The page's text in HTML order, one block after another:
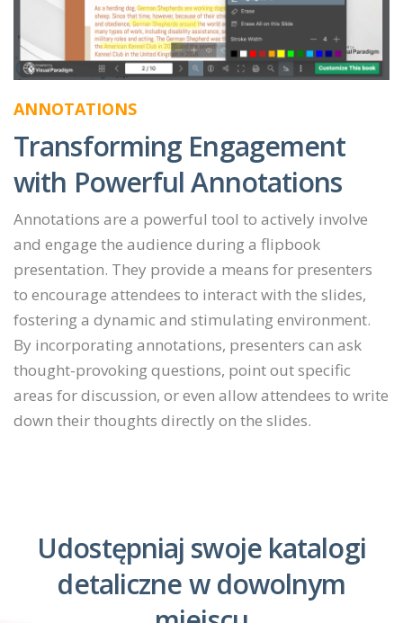
ANNOTATIONS
Transforming Engagement
with Powerful Annotations
Annotations are a powerful tool to actively involve
and engage the audience during a flipbook
presentation. They provide a means for presenters
to encourage attendees to interact with the slides,
fostering a dynamic and stimulating environment.
By incorporating annotations, presenters can ask
thought-provoking questions, point out specific
areas for discussion, or even allow attendees to write
down their thoughts directly on the slides.
Udostępniaj swoje katalogi
detaliczne w dowolnym